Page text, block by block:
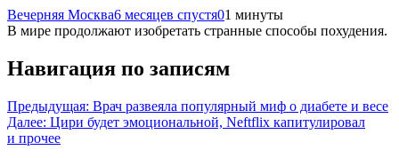
Вечерняя Москва6 месяцев спустя01 минуты
В мире продолжают изобретать странные способы похудения.
Навигация по записям
Предыдущая: Врач развеяла популярный миф о диабете и весе
Далее: Цири будет эмоциональной, Neftflix капитулировал
и прочее